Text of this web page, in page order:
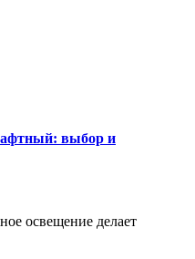
выбор и
освещение делает